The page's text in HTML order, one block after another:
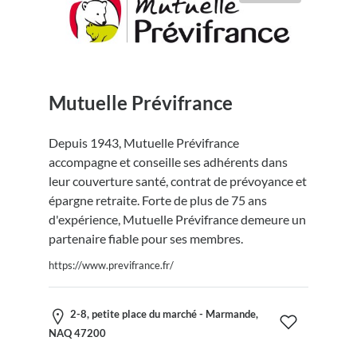
Mutuelle Prévifrance
Depuis 1943, Mutuelle Prévifrance
accompagne et conseille ses adhérents dans
leur couverture santé, contrat de prévoyance et
épargne retraite. Forte de plus de 75 ans
d'expérience, Mutuelle Prévifrance demeure un
partenaire fiable pour ses membres.
https://www.previfrance.fr/
2-8, petite place du marché - Marmande,
NAQ 47200